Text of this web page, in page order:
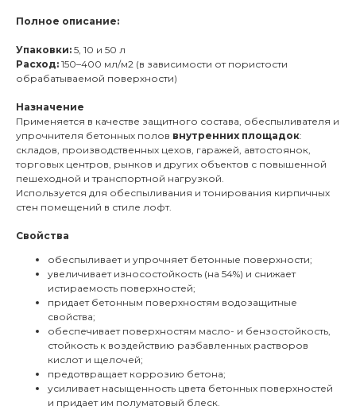
Полное описание:
Упаковки: 5, 10 и 50 л
Расход: 150–400 мл/м2 (в зависимости от пористости
обрабатываемой поверхности)
Назначение
Применяется в качестве защитного состава, обеспыливателя и
упрочнителя бетонных полов внутренних площадок:
складов, производственных цехов, гаражей, автостоянок,
торговых центров, рынков и других объектов с повышенной
пешеходной и транспортной нагрузкой.
Используется для обеспыливания и тонирования кирпичных
стен помещений в стиле лофт.
Свойства
обеспыливает и упрочняет бетонные поверхности;
увеличивает износостойкость (на 54%) и снижает
истираемость поверхностей;
придает бетонным поверхностям водозащитные
свойства;
обеспечивает поверхностям масло- и бензостойкость,
стойкость к воздействию разбавленных растворов
кислот и щелочей;
предотвращает коррозию бетона;
усиливает насыщенность цвета бетонных поверхностей
и придает им полуматовый блеск.